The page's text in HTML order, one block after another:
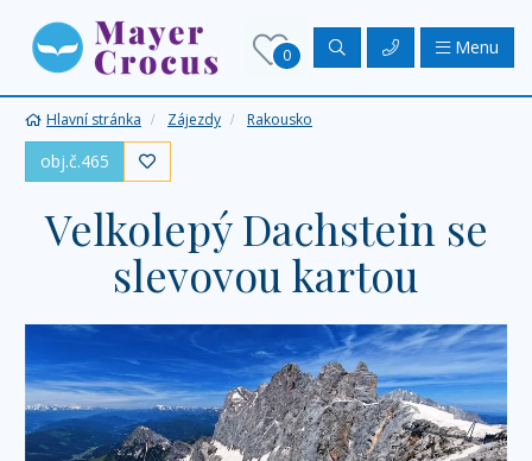
0 Menu
Hlavní stránka Zájezdy Rakousko
obj.č.465 
Velkolepý Dachstein se
slevovou kartou